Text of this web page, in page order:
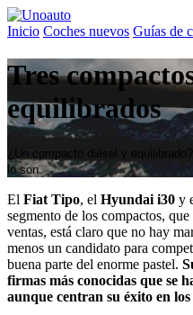
Inicio Coches nuevos Guías de
Tres
equilibrados
¿Un compacto diésel y
lo son
El Fiat Tipo, el Hyundai i30 y
segmento de los compactos,
ventas, está claro que no hay
menos un candidato para
buena parte del enorme pastel.
firmas más conocidas que se
aunque centran su éxito en los